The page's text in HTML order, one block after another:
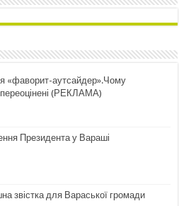
«фаворит-аутсайдер».Чому
(РЕКЛАМА)
Президента у Вараші
звістка для Вараської громади